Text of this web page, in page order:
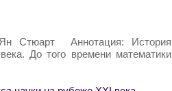
Стюарт Аннотация: История
До того времени математики